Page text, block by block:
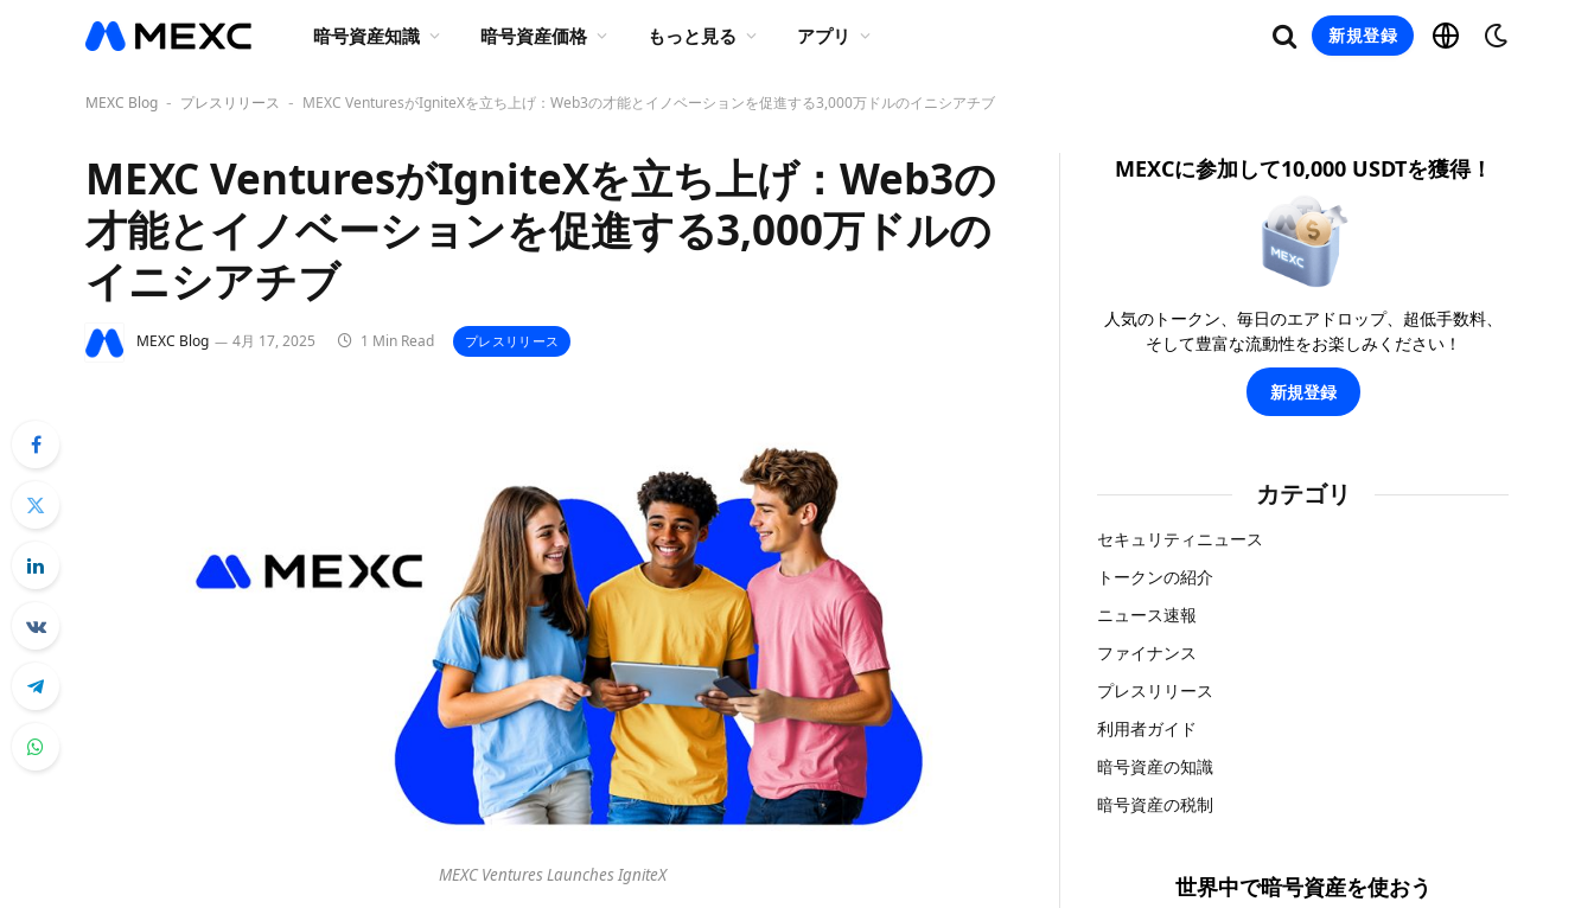
暗号資産知識 暗号資産価格 もっと見る アプリ 新規登録
MEXC Blog - プレスリリース - MEXC VenturesがIgniteXを立ち上げ：Web3の才能とイノベーションを促進する3,000万ドルのイニシアチブ
MEXC VenturesがIgniteXを立ち上げ：Web3の
才能とイノベーションを促進する3,000万ドルの
イニシアチブ
MEXC Blog 4月 17, 2025 1 Min Read プレスリリース
MEXC Ventures Launches IgniteX
MEXCに参加して10,000 USDTを獲得！
人気のトークン、毎日のエアドロップ、超低手数料、
そして豊富な流動性をお楽しみください！
新規登録
カテゴリ
セキュリティニュース
トークンの紹介
ニュース速報
ファイナンス
プレスリリース
利用者ガイド
暗号資産の知識
暗号資産の税制
世界中で暗号資産を使おう